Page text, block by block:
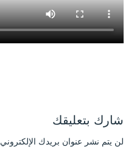
شارك بتعليقك
لن يتم نشر عنوان بريدك الإلكتروني.